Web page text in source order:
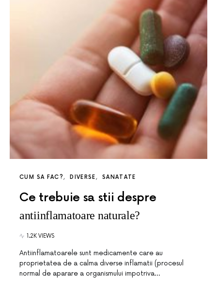
CUM SA FAC? DIVERSE SANATATE
Ce trebuie sa stii despre
antiinflamatoare naturale?
1.2K VIEWS
Antiinflamatoarele sunt medicamente care au
proprietatea de a calma diverse inflamatii (procesul
normal de aparare a organismului impotriva…